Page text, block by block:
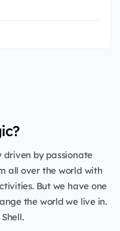
driven by passionate
all over the world with
But we have one
the world we live in.